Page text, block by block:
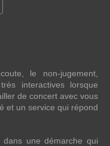
le non-jugement,
interactives lorsque
de concert avec vous
et un service qui répond
une démarche qui